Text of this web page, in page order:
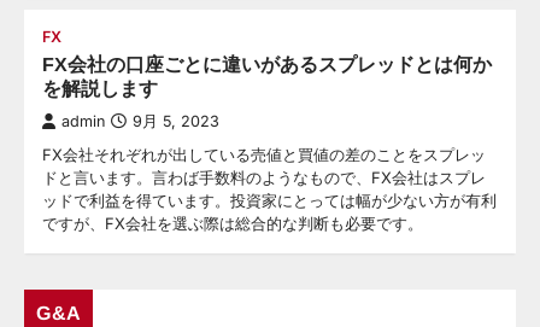
FX
FX会社の口座ごとに違いがあるスプレッドとは何か
を解説します
admin 9月 5, 2023
FX会社それぞれが出している売値と買値の差のことをスプレッ
ドと言います。言わば手数料のようなもので、FX会社はスプレ
ッドで利益を得ています。投資家にとっては幅が少ない方が有利
ですが、FX会社を選ぶ際は総合的な判断も必要です。
G&A